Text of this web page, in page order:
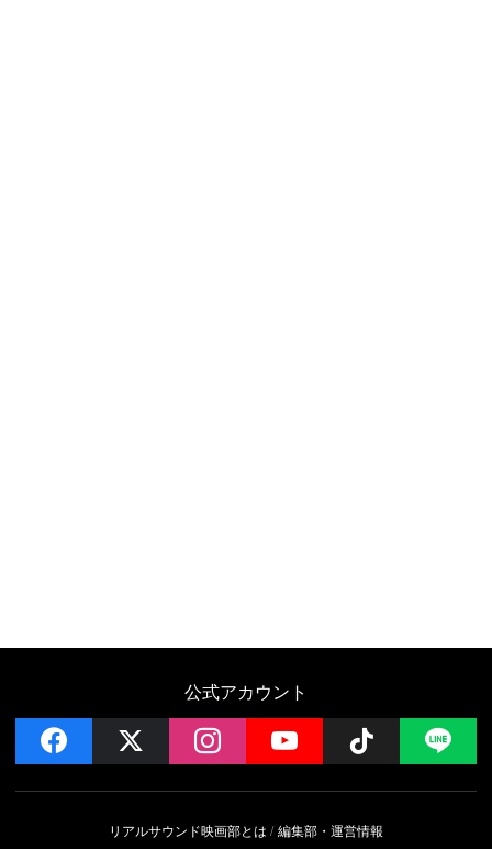
公式アカウント
facebook instagramYouTube Follow
リアルサウンド映画部とは 編集部・運営情報